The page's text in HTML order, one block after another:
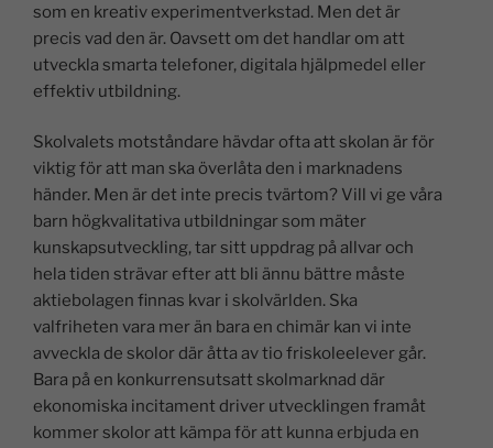
som en kreativ experimentverkstad. Men det är
precis vad den är. Oavsett om det handlar om att
utveckla smarta telefoner, digitala hjälpmedel eller
effektiv utbildning.
Skolvalets motståndare hävdar ofta att skolan är för
viktig för att man ska överlåta den i marknadens
händer. Men är det inte precis tvärtom? Vill vi ge våra
barn högkvalitativa utbildningar som mäter
kunskapsutveckling, tar sitt uppdrag på allvar och
hela tiden strävar efter att bli ännu bättre måste
aktiebolagen finnas kvar i skolvärlden. Ska
valfriheten vara mer än bara en chimär kan vi inte
avveckla de skolor där åtta av tio friskoleelever går.
Bara på en konkurrensutsatt skolmarknad där
ekonomiska incitament driver utvecklingen framåt
kommer skolor att kämpa för att kunna erbjuda en